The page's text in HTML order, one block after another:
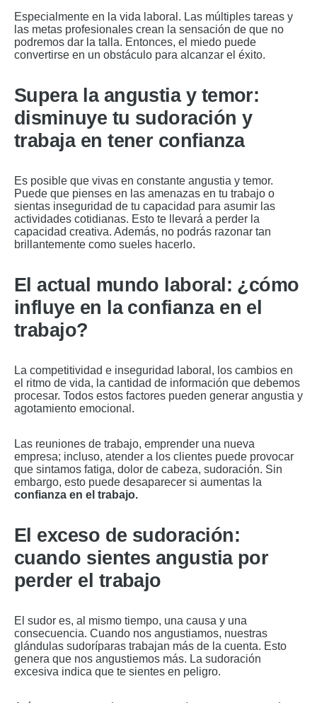
Especialmente en la vida laboral. Las múltiples tareas y
las metas profesionales crean la sensación de que no
podremos dar la talla. Entonces, el miedo puede
convertirse en un obstáculo para alcanzar el éxito.
Supera la angustia y temor:
disminuye tu sudoración y
trabaja en tener confianza
Es posible que vivas en constante angustia y temor.
Puede que pienses en las amenazas en tu trabajo o
sientas inseguridad de tu capacidad para asumir las
actividades cotidianas. Esto te llevará a perder la
capacidad creativa. Además, no podrás razonar tan
brillantemente como sueles hacerlo.
El actual mundo laboral: ¿cómo
influye en la confianza en el
trabajo?
La competitividad e inseguridad laboral, los cambios en
el ritmo de vida, la cantidad de información que debemos
procesar. Todos estos factores pueden generar angustia y
agotamiento emocional.
Las reuniones de trabajo, emprender una nueva
empresa; incluso, atender a los clientes puede provocar
que sintamos fatiga, dolor de cabeza, sudoración. Sin
embargo, esto puede desaparecer si aumentas la
confianza en el trabajo.
El exceso de sudoración:
cuando sientes angustia por
perder el trabajo
El sudor es, al mismo tiempo, una causa y una
consecuencia. Cuando nos angustiamos, nuestras
glándulas sudoríparas trabajan más de la cuenta. Esto
genera que nos angustiemos más. La sudoración
excesiva indica que te sientes en peligro.